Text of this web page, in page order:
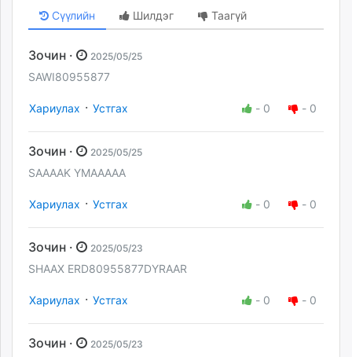
Сүүлийн Шилдэг Таагүй
Зочин · 2025/05/25
SAWI80955877
Хариулах · Устгах - 0 - 0
Зочин · 2025/05/25
SAAAAK YMAAAAA
Хариулах · Устгах - 0 - 0
Зочин · 2025/05/23
SHAAX ERD80955877DYRAAR
Хариулах · Устгах - 0 - 0
Зочин · 2025/05/23